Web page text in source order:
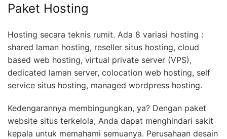
Paket Hosting
Hosting secara teknis rumit. Ada 8 variasi hosting :
shared laman hosting, reseller situs hosting, cloud
based web hosting, virtual private server (VPS),
dedicated laman server, colocation web hosting, self
service situs hosting, managed wordpress hosting.
Kedengarannya membingungkan, ya? Dengan paket
website situs terkelola, Anda dapat menghindari sakit
kepala untuk memahami semuanya. Perusahaan desain